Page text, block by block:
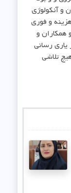
آنکولوژی
و فوری
همکاران و
رسانی
تلاشی